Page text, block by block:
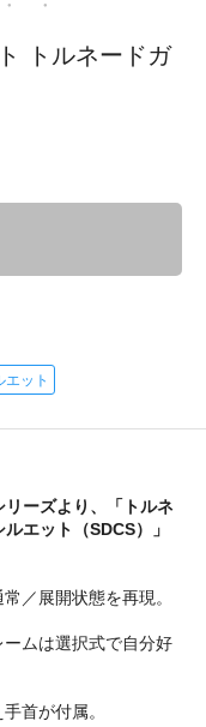
トルネードガ
ット
リーズより、「トルネ
エット（SDCS）」
／展開状態を再現。
ムは選択式で自分好
首が付属。